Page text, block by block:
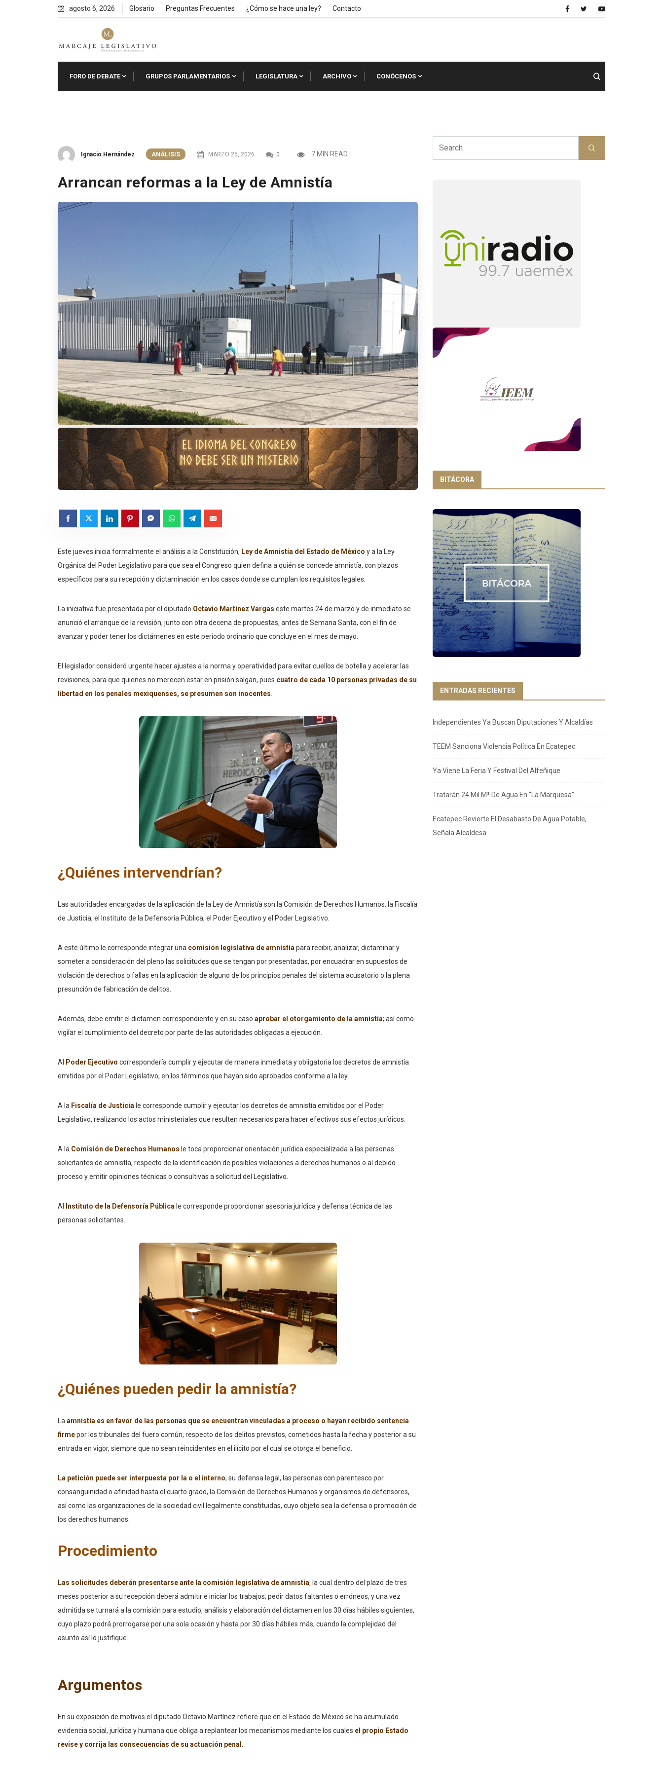
agosto 6, 2026 Glosario Preguntas Frecuentes ¿Cómo se hace una ley? Contacto
FORO DE DEBATE GRUPOS PARLAMENTARIOS LEGISLATURA ARCHIVO CONÓCENOS
Ignacio Hernández ANÁLISIS MARZO 25, 2026 0 7 MIN READ
Arrancan reformas a la Ley de Amnistía
Este jueves inicia formalmente el análisis a la Constitución, Ley de Amnistía del Estado de México y a la Ley
Orgánica del Poder Legislativo para que sea el Congreso quien defina a quién se concede amnistía, con plazos
específicos para su recepción y dictaminación en los casos donde se cumplan los requisitos legales.
La iniciativa fue presentada por el diputado Octavio Martínez Vargas este martes 24 de marzo y de inmediato se
anunció el arranque de la revisión, junto con otra decena de propuestas, antes de Semana Santa, con el fin de
avanzar y poder tener los dictámenes en este periodo ordinario que concluye en el mes de mayo.
El legislador consideró urgente hacer ajustes a la norma y operatividad para evitar cuellos de botella y acelerar las
revisiones, para que quienes no merecen estar en prisión salgan, pues cuatro de cada 10 personas privadas de su
libertad en los penales mexiquenses, se presumen son inocentes
¿Quiénes intervendrían?
Las autoridades encargadas de la aplicación de la Ley de Amnistía son la Comisión de Derechos Humanos, la Fiscalía
de Justicia, el Instituto de la Defensoría Pública, el Poder Ejecutivo y el Poder Legislativo.
A este último le corresponde integrar una comisión legislativa de amnistía para recibir, analizar, dictaminar y
someter a consideración del pleno las solicitudes que se tengan por presentadas, por encuadrar en supuestos de
violación de derechos o fallas en la aplicación de alguno de los principios penales del sistema acusatorio o la plena
presunción de fabricación de delitos.
Además, debe emitir el dictamen correspondiente y en su caso aprobar el otorgamiento de la amnistía; así como
vigilar el cumplimiento del decreto por parte de las autoridades obligadas a ejecución.
Al Poder Ejecutivo correspondería cumplir y ejecutar de manera inmediata y obligatoria los decretos de amnistía
emitidos por el Poder Legislativo, en los términos que hayan sido aprobados conforme a la ley.
A la Fiscalía de Justicia le corresponde cumplir y ejecutar los decretos de amnistía emitidos por el Poder
Legislativo, realizando los actos ministeriales que resulten necesarios para hacer efectivos sus efectos jurídicos.
A la Comisión de Derechos Humanos le toca proporcionar orientación jurídica especializada a las personas
solicitantes de amnistía, respecto de la identificación de posibles violaciones a derechos humanos o al debido
proceso y emitir opiniones técnicas o consultivas a solicitud del Legislativo.
Al Instituto de la Defensoría Pública le corresponde proporcionar asesoría jurídica y defensa técnica de las
personas solicitantes.
¿Quiénes pueden pedir la amnistía?
La amnistía es en favor de las personas que se encuentran vinculadas a proceso o hayan recibido sentencia
firmepor los tribunales del fuero común, respecto de los delitos previstos, cometidos hasta la fecha y posterior a su
entrada en vigor, siempre que no sean reincidentes en el ilícito por el cual se otorga el beneficio.
La petición puede ser interpuesta por la o el interno, su defensa legal, las personas con parentesco por
consanguinidad o afinidad hasta el cuarto grado, la Comisión de Derechos Humanos y organismos de defensores,
así como las organizaciones de la sociedad civil legalmente constituidas, cuyo objeto sea la defensa o promoción de
los derechos humanos.
Procedimiento
Las solicitudes deberán presentarse ante la comisión legislativa de amnistía, la cual dentro del plazo de tres
meses posterior a su recepción deberá admitir e iniciar los trabajos, pedir datos faltantes o erróneos, y una vez
admitida se turnará a la comisión para estudio, análisis y elaboración del dictamen en los 30 días hábiles siguientes,
cuyo plazo podrá prorrogarse por una sola ocasión y hasta por 30 días hábiles más, cuando la complejidad del
asunto así lo justifique.
Argumentos
En su exposición de motivos el diputado Octavio Martínez refiere que en el Estado de México se ha acumulado
evidencia social, jurídica y humana que obliga a replantear los mecanismos mediante los cuales el propio Estado
revise y corrija las consecuencias de su actuación penal
BITÁCORA
ENTRADAS RECIENTES
Independientes Ya Buscan Diputaciones Y Alcaldías
TEEM Sanciona Violencia Política En Ecatepec
Ya Viene La Feria Y Festival Del Alfeñique
Tratarán 24 Mil M³ De Agua En “La Marquesa”
Ecatepec Revierte El Desabasto De Agua Potable,
Señala Alcaldesa